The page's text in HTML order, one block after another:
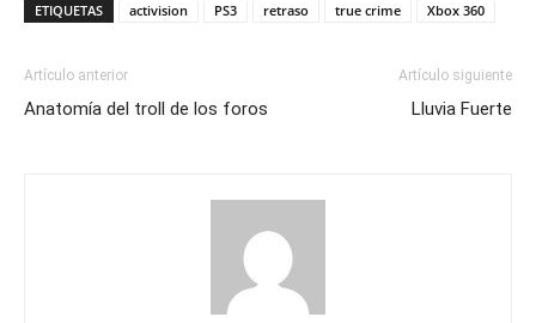
ETIQUETAS activision PS3 retraso true crime Xbox 360
Artículo anterior
Anatomía del troll de los foros
Artículo siguiente
Lluvia Fuerte